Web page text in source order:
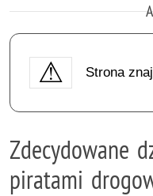
Strona
Zdecydowane
piratami